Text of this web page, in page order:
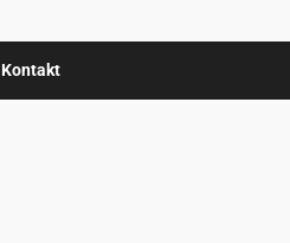
Kontakt